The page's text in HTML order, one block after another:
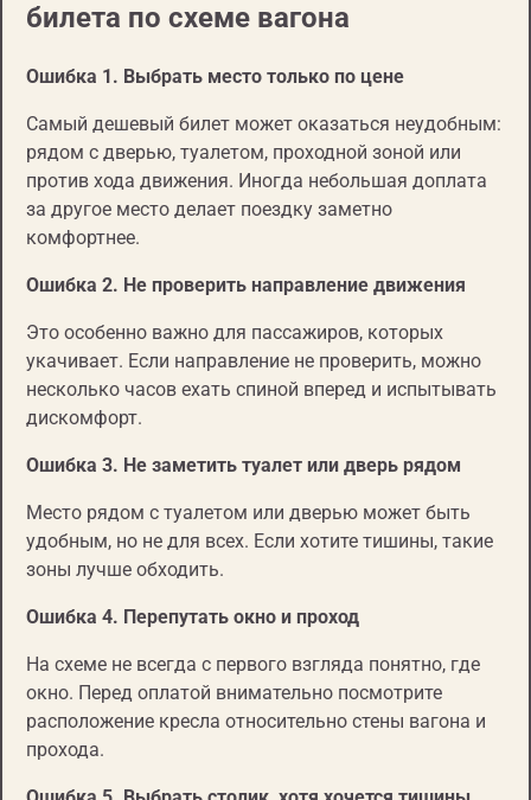
билета по схеме вагона
Ошибка 1. Выбрать место только по цене
Самый дешевый билет может оказаться неудобным:
рядом с дверью, туалетом, проходной зоной или
против хода движения. Иногда небольшая доплата
за другое место делает поездку заметно
комфортнее.
Ошибка 2. Не проверить направление движения
Это особенно важно для пассажиров, которых
укачивает. Если направление не проверить, можно
несколько часов ехать спиной вперед и испытывать
дискомфорт.
Ошибка 3. Не заметить туалет или дверь рядом
Место рядом с туалетом или дверью может быть
удобным, но не для всех. Если хотите тишины, такие
зоны лучше обходить.
Ошибка 4. Перепутать окно и проход
На схеме не всегда с первого взгляда понятно, где
окно. Перед оплатой внимательно посмотрите
расположение кресла относительно стены вагона и
прохода.